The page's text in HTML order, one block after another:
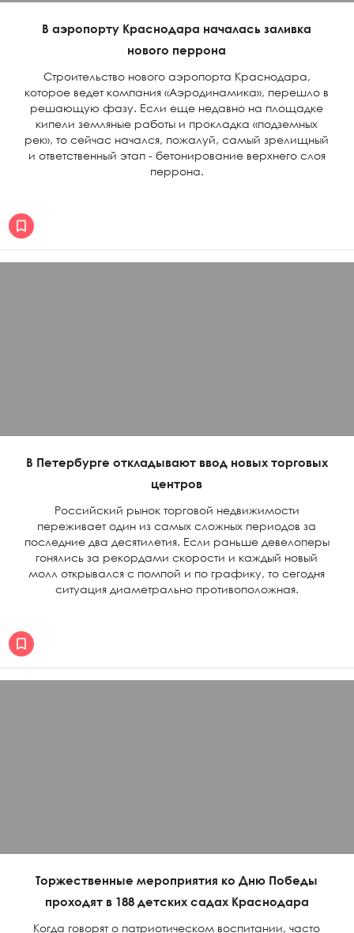
В аэропорту Краснодара началась заливка
нового перрона
Строительство нового аэропорта Краснодара,
которое ведет компания «Аэродинамика», перешло в
решающую фазу. Если еще недавно на площадке
кипели земляные работы и прокладка «подземных
рек», то сейчас начался, пожалуй, самый зрелищный
и ответственный этап - бетонирование верхнего слоя
перрона.
В Петербурге откладывают ввод новых торговых
центров
Российский рынок торговой недвижимости
переживает один из самых сложных периодов за
последние два десятилетия. Если раньше девелоперы
гонялись за рекордами скорости и каждый новый
молл открывался с помпой и по графику, то сегодня
ситуация диаметрально противоположная.
Торжественные мероприятия ко Дню Победы
проходят в 188 детских садах Краснодара
Когда говорят о патриотическом воспитании, часто